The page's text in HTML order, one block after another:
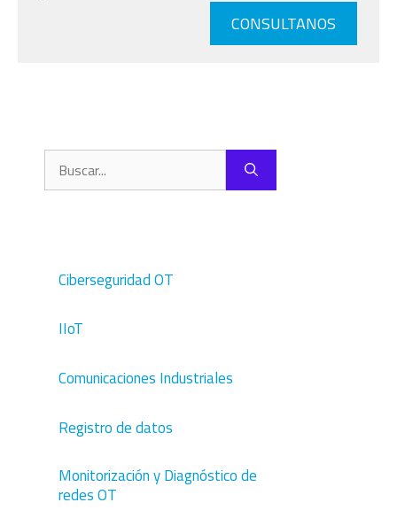
CONSULTANOS
Buscar:
Ciberseguridad OT
IIoT
Comunicaciones Industriales
Registro de datos
Monitorización y Diagnóstico de
redes OT